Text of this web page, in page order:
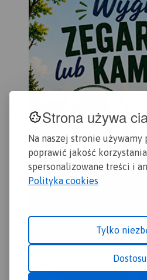
Strona używa
Na naszej stronie
poprawić jakość
spersonalizowane treści i
Polityka cookies
Tylko